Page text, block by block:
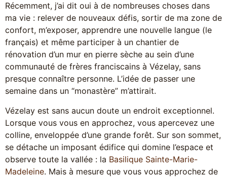
Récemment, j’ai dit oui à de nombreuses choses dans
ma vie : relever de nouveaux défis, sortir de ma zone de
confort, m’exposer, apprendre une nouvelle langue (le
français) et même participer à un chantier de
rénovation d’un mur en pierre sèche au sein d’une
communauté de frères franciscains à Vézelay, sans
presque connaître personne. L’idée de passer une
semaine dans un “monastère” m’attirait.
Vézelay est sans aucun doute un endroit exceptionnel.
Lorsque vous vous en approchez, vous apercevez une
colline, enveloppée d’une grande forêt. Sur son sommet,
se détache un imposant édifice qui domine l’espace et
observe toute la vallée : la Basilique Sainte-Marie-
Madeleine. Mais à mesure que vous vous approchez de